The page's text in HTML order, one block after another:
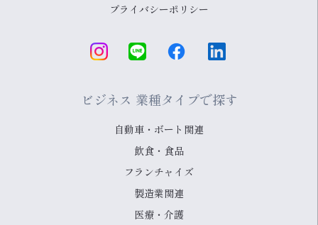
プライバシーポリシー
ビジネス 業種タイプで探す
自動車・ボート関連
飲食・食品
フランチャイズ
製造業関連
医療・介護